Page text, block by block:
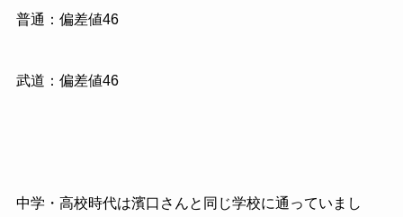
普通：偏差値46
武道：偏差値46
中学・高校時代は濱口さんと同じ学校に通っていまし